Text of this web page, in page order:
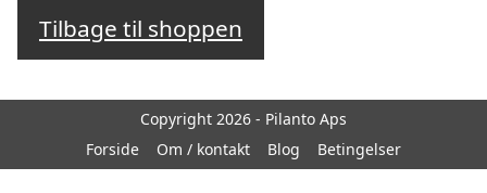
Tilbage til shoppen
Copyright 2026 - Pilanto Aps
Forside
Om / kontakt Blog Betingelser